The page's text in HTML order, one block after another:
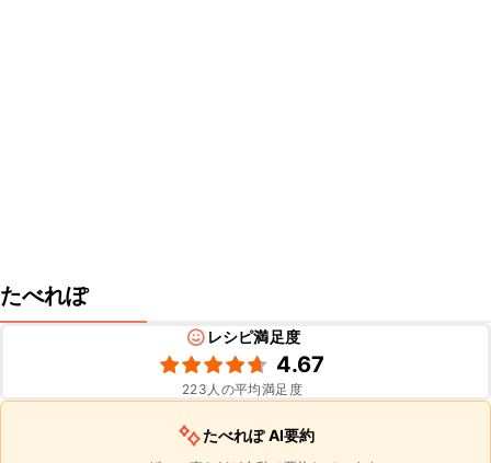
たべれぽ
レシピ満足度
4.67
223 人の平均満足度
たべれぽ AI要約